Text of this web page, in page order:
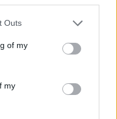
one or more Google
You may click to
its third-party tags to
in below Google
Outs
of my
my
alacsony szinten a